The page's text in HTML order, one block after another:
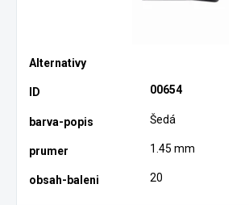
00654
Šedá
1.45 mm
20